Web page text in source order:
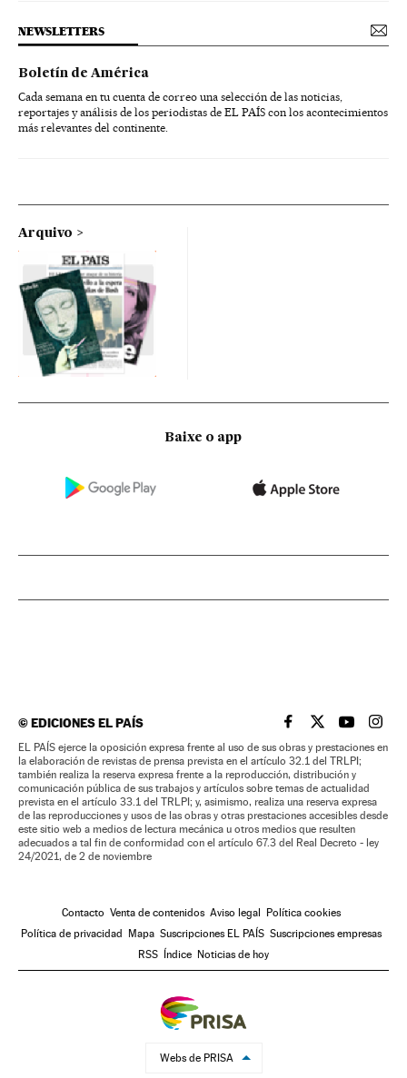
NEWSLETTERS
Boletín de América
Cada semana en tu cuenta de correo una selección de las noticias,
reportajes y análisis de los periodistas de EL PAÍS con los acontecimientos
más relevantes del continente.
Arquivo
Baixe o app
©EDICIONES EL PAÍS EL PAÍS BRASIL EN
EL PAÍSEL PAÍS
EL
EL PAÍS ejerce la oposición expresa frente al uso de sus obras y prestaciones en
la elaboración de revistas de prensa prevista en el artículo 32.1 del TRLPI;
también realiza la reserva expresa frente a la reproducción, distribución y
comunicación pública de sus trabajos y artículos sobre temas de actualidad
prevista en el artículo 33.1 del TRLPI; y, asimismo, realiza una reserva expresa
de las reproducciones y usos de las obras y otras prestaciones accesibles desde
este sitio web a medios de lectura mecánica u otros medios que resulten
adecuados a tal fin de conformidad con el artículo 67.3 del Real Decreto - ley
24/2021, de 2 de noviembre
Contacto Venta de contenidos Aviso legal Política cookies
Política de privacidad Mapa Suscripciones EL PAÍS Suscripciones empresas
RSS Índice Noticias de hoy
Webs de PRISA